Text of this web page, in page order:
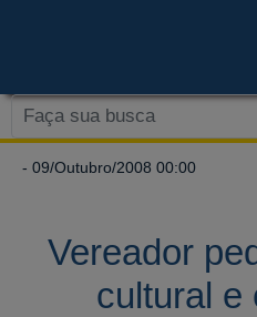
- 09/Outubro/2008 00:00
Vereador
cultural e